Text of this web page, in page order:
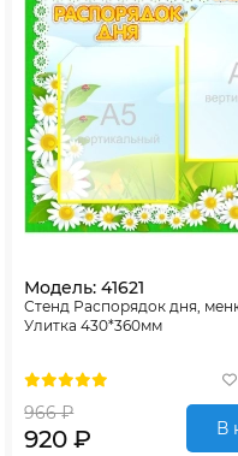
Модель: 41621
Стенд Распорядок дня,
Улитка 430*360мм
966 ₽
920 ₽ В